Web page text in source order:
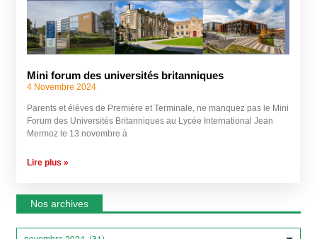
Mini forum des universités britanniques
4 Novembre 2024
Parents et élèves de Première et Terminale, ne manquez pas le Mini
Forum des Universités Britanniques au Lycée International Jean
Mermoz le 13 novembre à
Lire plus »
Nos archives